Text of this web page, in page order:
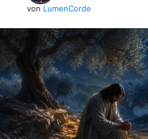
von LumenCorde